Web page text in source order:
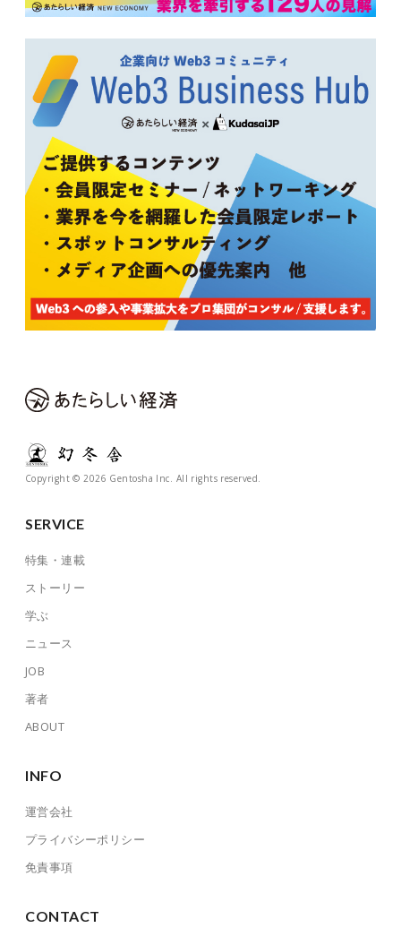
Copyright © 2026 Gentosha Inc. All rights reserved.
SERVICE
特集・連載
ストーリー
学ぶ
ニュース
JOB
著者
ABOUT
INFO
運営会社
プライバシーポリシー
免責事項
CONTACT